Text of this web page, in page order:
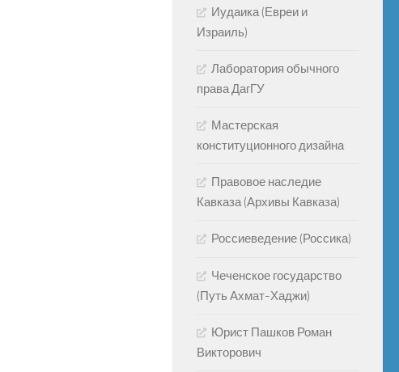
Иудаика (Евреи и
Израиль)
Лаборатория обычного
права ДагГУ
Мастерская
конституционного дизайна
Правовое наследие
Кавказа (Архивы Кавказа)
Россиеведение (Россика)
Чеченское государство
(Путь Ахмат-Хаджи)
Юрист Пашков Роман
Викторович